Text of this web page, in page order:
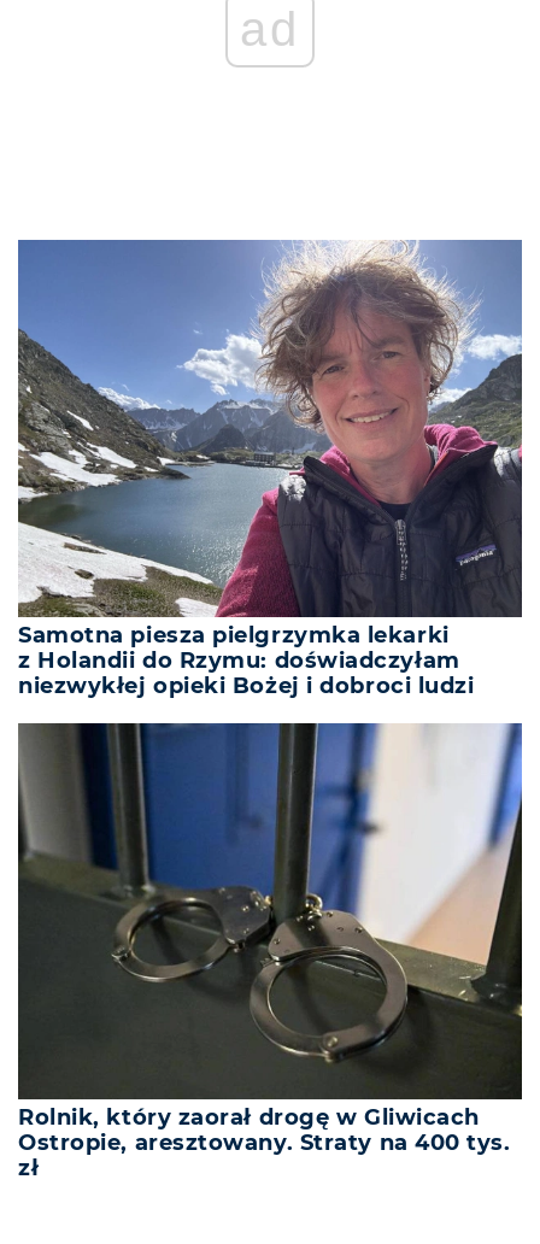
ad
Samotna piesza pielgrzymka lekarki
z Holandii do Rzymu: doświadczyłam
niezwykłej opieki Bożej i dobroci ludzi
Rolnik, który zaorał drogę w Gliwicach
Ostropie, aresztowany. Straty na 400 tys.
zł